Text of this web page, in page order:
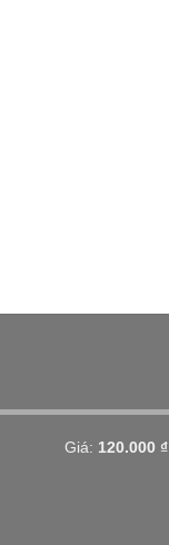
Giá: 120.000 ₫